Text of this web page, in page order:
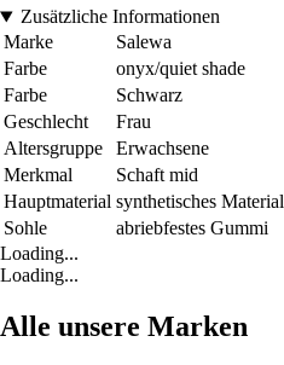
Zusätzliche Informationen
Marke
Salewa
Farbe
onyx/quiet shade
Farbe
Schwarz
Geschlecht
Frau
Altersgruppe
Erwachsene
Merkmal
Schaft mid
Hauptmaterial synthetisches Material
Sohle
abriebfestes Gummi
Loading...
Loading...
Alle unsere Marken